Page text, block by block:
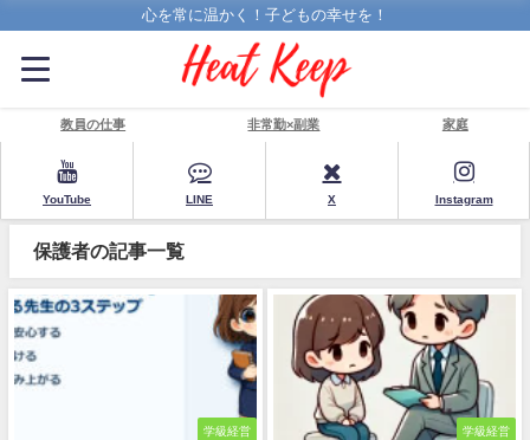
心を常に温かく！子どもの幸せを！
教員の仕事 非常勤×副業 家庭
YouTube LINE X Instagram
保護者の記事一覧
学級経営 学級経営